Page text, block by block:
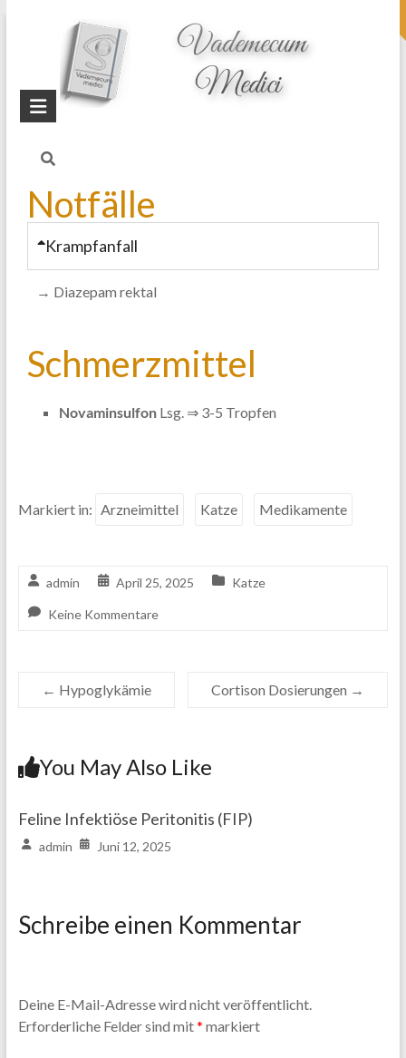
topheader
Startseite
Blog
Katze Medikamente
Notfälle
Krampfanfall
→ Diazepam rektal
Schmerzmittel
NovaminsulfonLsg. ⇒ 3-5 Tropfen
Markiert in: Arzneimittel Katze Medikamente
admin April 25, 2025 Katze
Keine Kommentare
← Hypoglykämie Cortison Dosierungen →
You May Also Like
Feline Infektiöse Peritonitis (FIP)
admin Juni 12, 2025
Schreibe einen Kommentar
Deine E-Mail-Adresse wird nicht veröffentlicht.
Erforderliche Felder sind mit* markiert